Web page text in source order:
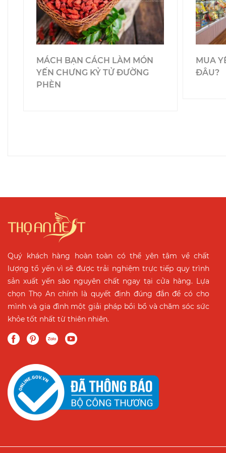
MÁCH BẠN CÁCH LÀM MÓN
YẾN CHƯNG KỶ TỬ ĐƯỜNG
PHÈN
MUA
ĐÂU?
Quý khách hàng hoàn toàn có thể yên tâm về chất
lượng tổ yến vì sẽ được trải nghiệm trực tiếp quy trình
sản xuất yến sào nguyên chất ngay tại cửa hàng. Lựa
chọn Thọ An chính là quyết định đúng đắn để có cho
mình và gia đình một giải pháp bồi bổ và chăm sóc sức
khỏe tốt nhất từ thiên nhiên.